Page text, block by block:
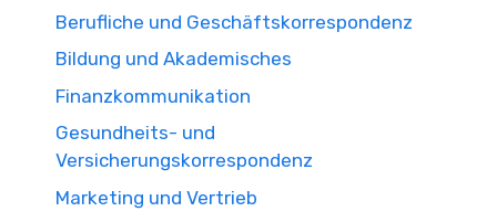
Berufliche und Geschäftskorrespondenz
Bildung und Akademisches
Finanzkommunikation
Gesundheits- und
Versicherungskorrespondenz
Marketing und Vertrieb